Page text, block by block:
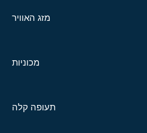
מזג האוויר
מכוניות
תעופה קלה